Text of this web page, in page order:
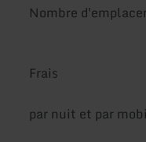
Nombre
Frais
par nuit et par